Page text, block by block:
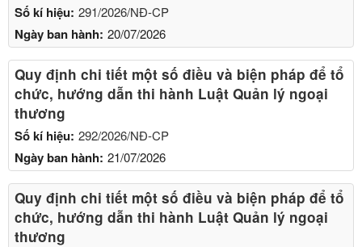
Số kí hiệu: 291/2026/NĐ-CP
Ngày ban hành: 20/07/2026
Số kí hiệu: 292/2026/NĐ-CP
Ngày ban hành: 21/07/2026
Quy định chi tiết một số điều và biện pháp để tổ
chức, hướng dẫn thi hành Luật Quản lý ngoại
thương
Quy định chi tiết một số điều và biện pháp để tổ
chức, hướng dẫn thi hành Luật Quản lý ngoại
thương